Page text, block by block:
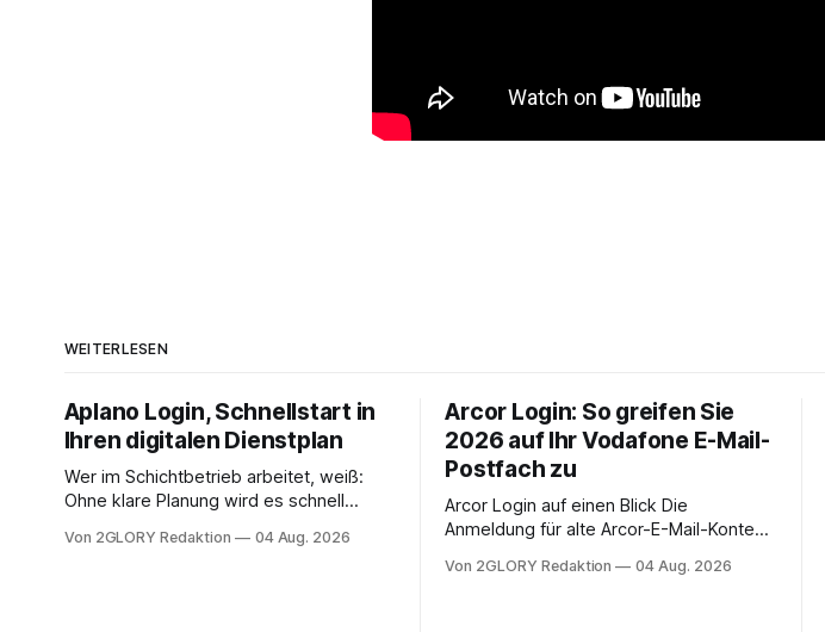
WEITERLESEN
Aplano Login, Schnellstart in
Ihren digitalen Dienstplan
Wer im Schichtbetrieb arbeitet, weiß:
Ohne klare Planung wird es schnell
zentraler Zugangspunkt, um dienstpläne,
Von 2GLORY Redaktion 04 Aug. 2026
Arcor Login: So greifen Sie
2026 auf Ihr Vodafone E-Mail-
Postfach zu
Arcor Login auf einen Blick Die
Anmeldung für alte Arcor-E-Mail-Konten
noch eine e mail adresse mit der Endung
Von 2GLORY Redaktion 04 Aug. 2026